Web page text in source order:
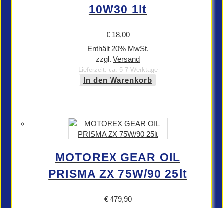
10W30 1lt
€18,00
Enthält 20% MwSt.
zzgl. Versand
Lieferzeit: ca. 5-7 Werktage
In den Warenkorb
MOTOREX GEAR OIL
PRISMA ZX 75W/90 25lt
€479,90